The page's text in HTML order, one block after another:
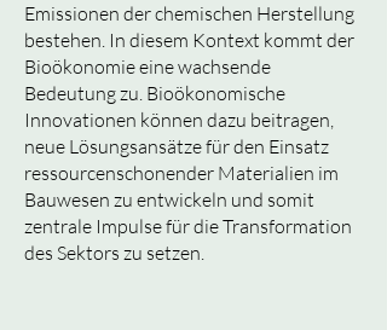
Emissionen der chemischen Herstellung
bestehen. In diesem Kontext kommt der
Bioökonomie eine wachsende
Bedeutung zu. Bioökonomische
Innovationen können dazu beitragen,
neue Lösungsansätze für den Einsatz
ressourcenschonender Materialien im
Bauwesen zu entwickeln und somit
zentrale Impulse für die Transformation
des Sektors zu setzen.